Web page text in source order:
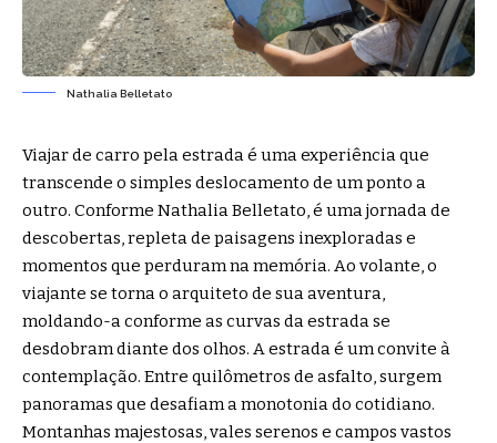
Nathalia Belletato
Viajar de carro pela estrada é uma experiência que
transcende o simples deslocamento de um ponto a
outro. Conforme Nathalia Belletato , é uma jornada de
descobertas, repleta de paisagens inexploradas e
momentos que perduram na memória. Ao volante, o
viajante se torna o arquiteto de sua aventura,
moldando-a conforme as curvas da estrada se
desdobram diante dos olhos. A estrada é um convite à
contemplação. Entre quilômetros de asfalto, surgem
panoramas que desafiam a monotonia do cotidiano.
Montanhas majestosas, vales serenos e campos vastos